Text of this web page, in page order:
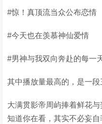
#惊！真顶流当众公布恋情
#今天也在羡慕神仙爱情
#男神与我双向奔赴的每一
其中播放量最高的，是一段
大满贯影帝周屿捧着鲜花
知道你在看，其实不必妄